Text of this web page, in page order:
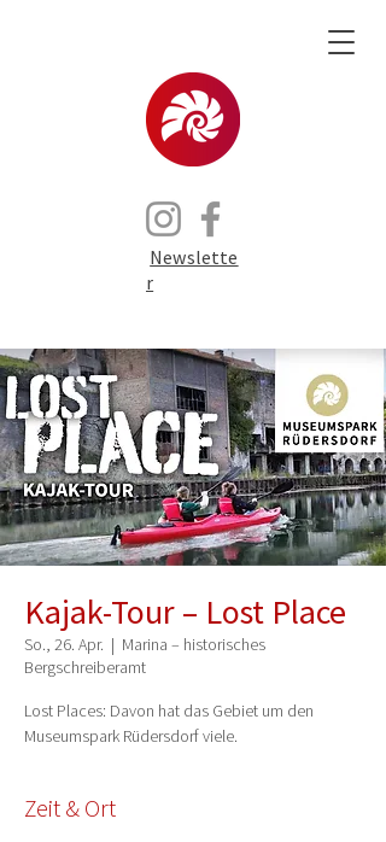
Newslette
r
Kajak-Tour – Lost Place
So., 26. Apr.
  |
Marina – historisches
Bergschreiberamt
Lost Places: Davon hat das Gebiet um den
Museumspark Rüdersdorf viele.
Zeit & Ort